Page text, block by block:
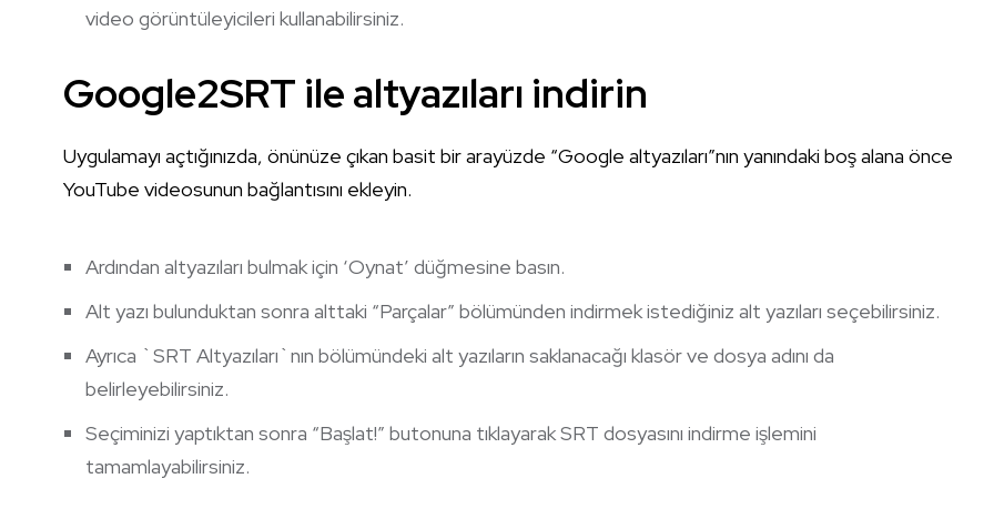
video görüntüleyicileri kullanabilirsiniz.
Google2SRT ile altyazıları indirin
Uygulamayı açtığınızda, önünüze çıkan basit bir arayüzde “Google altyazıları”nın yanındaki boş alana önce
YouTube videosunun bağlantısını ekleyin.
Ardından altyazıları bulmak için ‘Oynat’ düğmesine basın.
Alt yazı bulunduktan sonra alttaki “Parçalar” bölümünden indirmek istediğiniz alt yazıları seçebilirsiniz.
Ayrıca `SRT Altyazıları`nın bölümündeki alt yazıların saklanacağı klasör ve dosya adını da
belirleyebilirsiniz.
Seçiminizi yaptıktan sonra “Başlat!” butonuna tıklayarak SRT dosyasını indirme işlemini
tamamlayabilirsiniz.